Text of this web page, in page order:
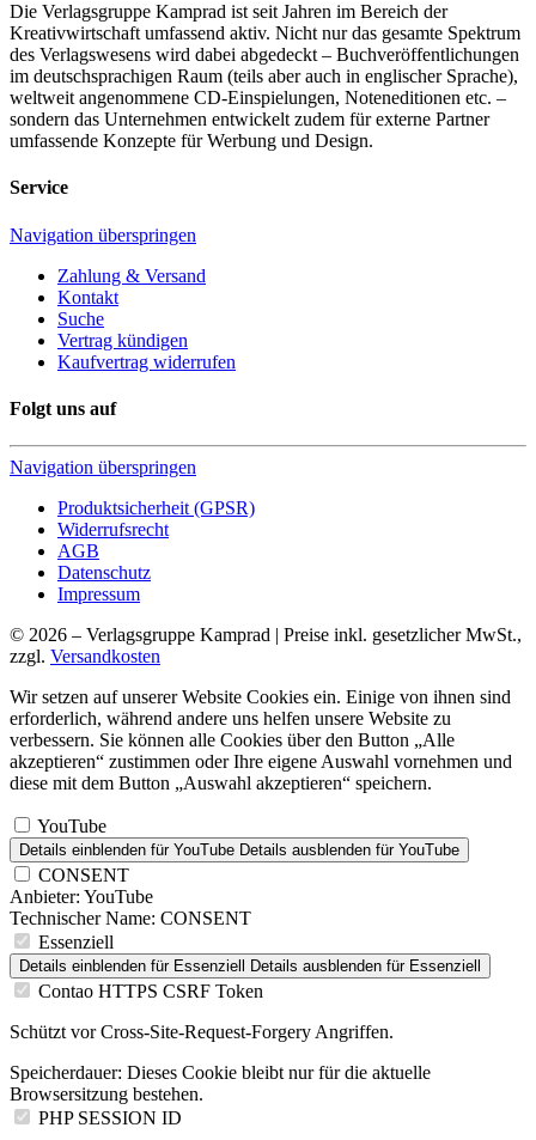
Die Verlagsgruppe Kamprad ist seit Jahren im Bereich der
Kreativwirtschaft umfassend aktiv. Nicht nur das gesamte Spektrum
des Verlagswesens wird dabei abgedeckt – Buchveröffentlichungen
im deutschsprachigen Raum (teils aber auch in englischer Sprache),
weltweit angenommene CD-Einspielungen, Noteneditionen etc. –
sondern das Unternehmen entwickelt zudem für externe Partner
umfassende Konzepte für Werbung und Design.
Service
Navigation überspringen
Zahlung & Versand
Kontakt
Suche
Vertrag kündigen
Kaufvertrag widerrufen
Folgt uns auf
Navigation überspringen
Produktsicherheit (GPSR)
Widerrufsrecht
AGB
Datenschutz
Impressum
© 2026 – Verlagsgruppe Kamprad | Preise inkl. gesetzlicher MwSt.,
zzgl. Versandkosten
Wir setzen auf unserer Website Cookies ein. Einige von ihnen sind
erforderlich, während andere uns helfen unsere Website zu
verbessern. Sie können alle Cookies über den Button „Alle
akzeptieren“ zustimmen oder Ihre eigene Auswahl vornehmen und
diese mit dem Button „Auswahl akzeptieren“ speichern.
YouTube
Details einblenden für YouTube Details ausblenden für YouTube
CONSENT
Anbieter: YouTube
Technischer Name: CONSENT
Essenziell
Details einblenden für Essenziell Details ausblenden für Essenziell
Contao HTTPS CSRF Token
Schützt vor Cross-Site-Request-Forgery Angriffen.
Speicherdauer: Dieses Cookie bleibt nur für die aktuelle
Browsersitzung bestehen.
PHP SESSION ID